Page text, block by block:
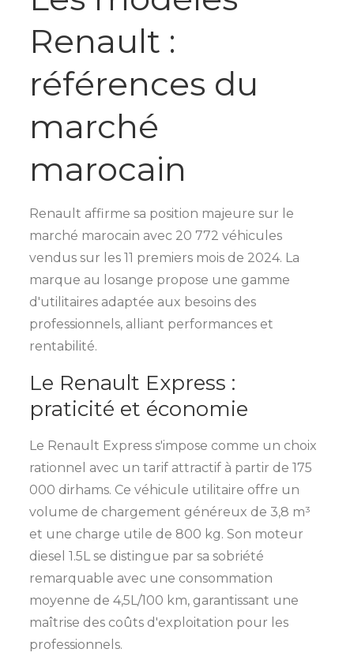
Renault :
références du
marché
marocain
Renault affirme sa position majeure sur le
marché marocain avec 20 772 véhicules
vendus sur les 11 premiers mois de 2024. La
marque au losange propose une gamme
d'utilitaires adaptée aux besoins des
professionnels, alliant performances et
rentabilité.
Le Renault Express :
praticité et économie
Le Renault Express s'impose comme un choix
rationnel avec un tarif attractif à partir de 175
000 dirhams. Ce véhicule utilitaire offre un
volume de chargement généreux de 3,8 m³
et une charge utile de 800 kg. Son moteur
diesel 1.5L se distingue par sa sobriété
remarquable avec une consommation
moyenne de 4,5L/100 km, garantissant une
maîtrise des coûts d'exploitation pour les
professionnels.